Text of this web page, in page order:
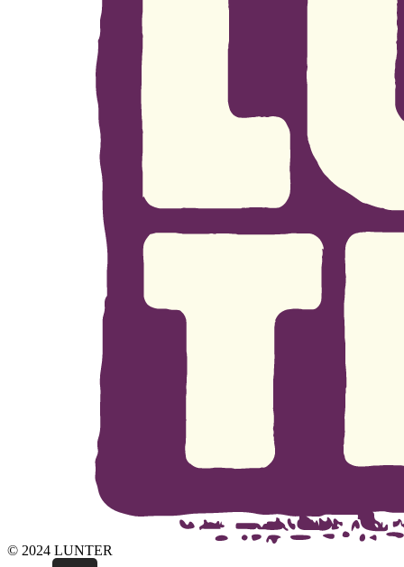
© 2024 LUNTER